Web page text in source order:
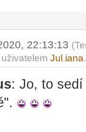
22:13:13
Jul iana
: Jo, to